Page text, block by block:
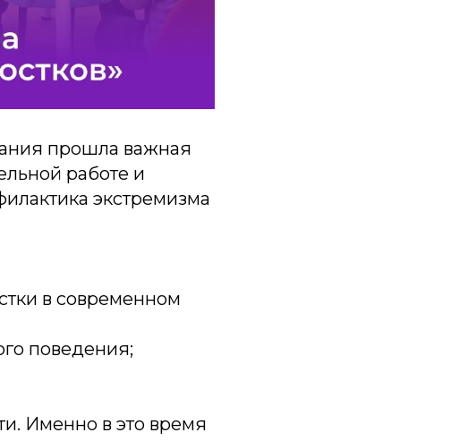
прошла важная
работе и
экстремизма
в современном
поведения;
Именно в это время